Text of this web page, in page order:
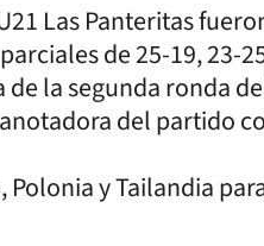
Las Panteritas
de 25-19, 23-
la segunda ronda
del partido
y Tailandia